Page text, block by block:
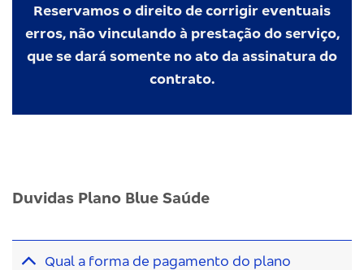
Reservamos o direito de corrigir eventuais
erros, não vinculando à prestação do serviço,
que se dará somente no ato da assinatura do
contrato.
Duvidas Plano Blue Saúde
Qual a forma de pagamento do plano